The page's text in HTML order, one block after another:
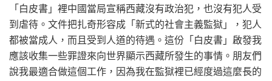
「白皮書」裡中國當局宣稱西藏沒有政治犯，也沒有犯人受
到虐待。文件把扎奇形容成「新式的社會主義監獄」，犯人
都被當成人，而且受到人道的待遇。這份「白皮書」啟發我
應該收集一些罪證來向世界顯示西藏所發生的事情。朋友們
說我最適合做這個工作，因為我在監獄裡已經度過這麼長的